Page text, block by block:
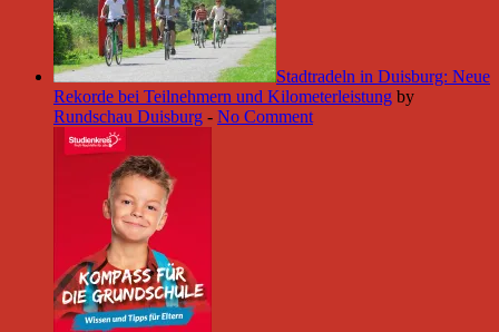
Stadtradeln in Duisburg: Neue
Rekorde bei Teilnehmern und Kilometerleistung by
Rundschau Duisburg - No Comment